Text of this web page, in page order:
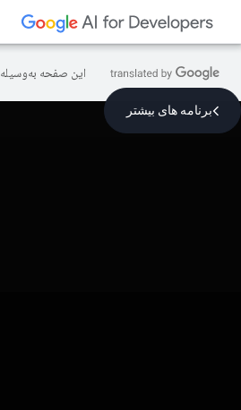
این صفحه به‌وسیله
برنامه های بیشتر